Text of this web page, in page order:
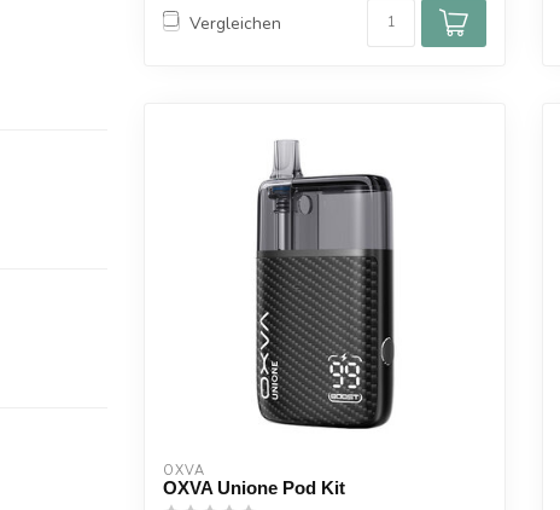
Vergleichen
OXVA
OXVA Unione Pod Kit